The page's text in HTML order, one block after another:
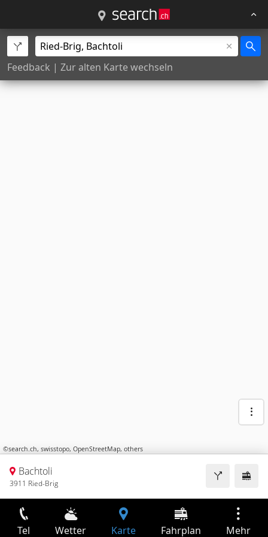
Feedback | Zur alten Karte wechseln
©search.ch, swisstopo, OpenStreetMap, others
Bachtoli
3911 Ried-Brig
Tel Wetter Karte Fahrplan Mehr